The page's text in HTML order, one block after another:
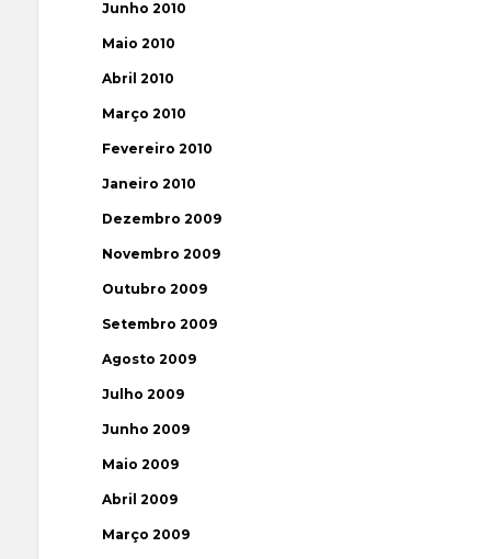
Junho 2010
Maio 2010
Abril 2010
Março 2010
Fevereiro 2010
Janeiro 2010
Dezembro 2009
Novembro 2009
Outubro 2009
Setembro 2009
Agosto 2009
Julho 2009
Junho 2009
Maio 2009
Abril 2009
Março 2009